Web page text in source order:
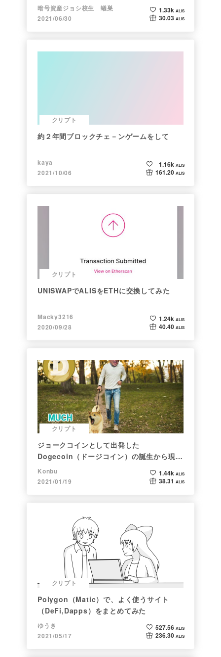
暗号資産ジョシ校生 蟻巣
2021/06/30
1.33k ALIS
30.03 ALIS
クリプト
約２年間ブロックチェ－ンゲームをして
kaya
2021/10/06
1.16k ALIS
161.20 ALIS
クリプト
UNISWAPでALISをETHに交換してみた
Macky3216
2020/09/28
1.24k ALIS
40.40 ALIS
クリプト
ジョークコインとして出発した
Dogecoin（ドージコイン）の誕生から現在
まで。注目される非証券性🐶
Konbu
2021/01/19
1.44k ALIS
38.31 ALIS
クリプト
Polygon（Matic）で、よく使うサイト
（DeFi,Dapps）をまとめてみた
ゆうき
2021/05/17
527.56 ALIS
236.30 ALIS